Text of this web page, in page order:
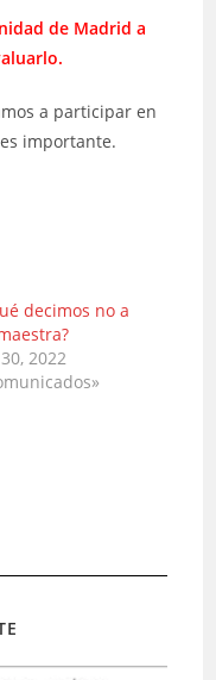
de Madrid a
a participar en
importante.
decimos no a
2022